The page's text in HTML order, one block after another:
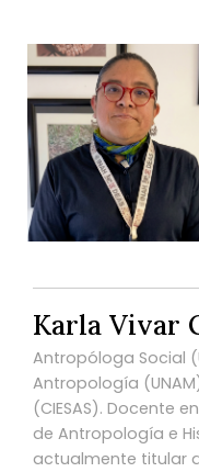
Karla Vivar
Antropóloga Social
Antropología
(CIESAS). Docente
de Antropología e
actualmente titular